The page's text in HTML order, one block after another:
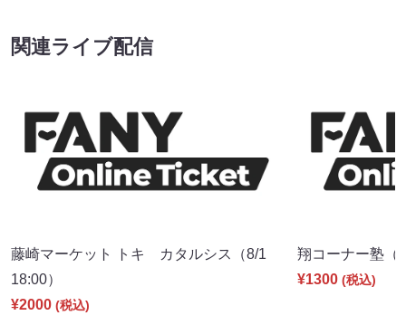
関連ライブ配信
藤崎マーケット トキ カタルシス（8/1
18:00）
¥2000 (税込)
翔コーナー塾
¥1300 (税込)